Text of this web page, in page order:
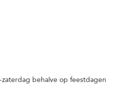
zaterdag behalve op feestdagen